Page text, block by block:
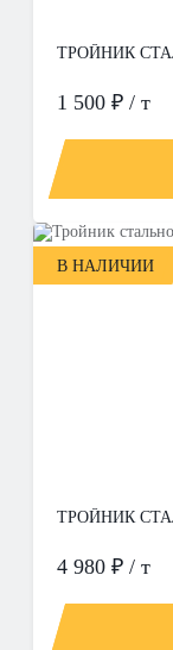
ТРОЙНИК
1 500 ₽ / т
В НАЛИЧИИ
ТРОЙНИК
4 980 ₽ / т